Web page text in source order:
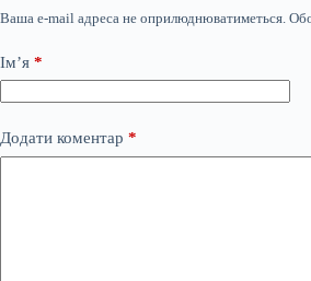
Ваша e-mail адреса не оприлюднюватиметься.
Ім’я *
Додати коментар *